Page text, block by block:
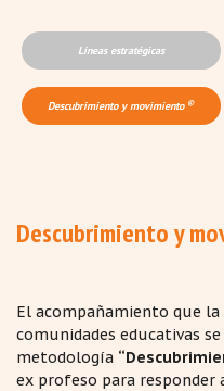
Líneas estratégicas
Descubrimiento y movimiento ©
Descubrimiento y
El acompañamiento que
comunidades educativas
metodología
ex profeso para responder